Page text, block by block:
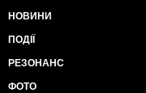
НОВИНИ
ПОДІЇ
РЕЗОНАНС
ФОТО